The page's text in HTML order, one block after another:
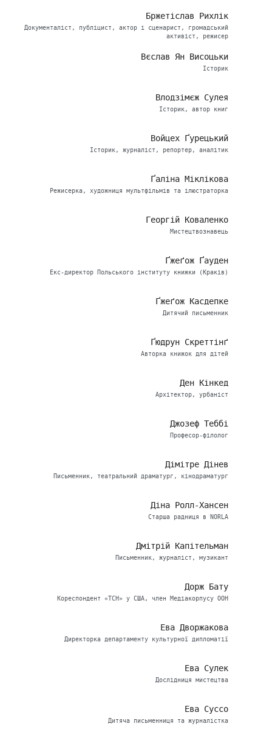
Бржетіслав Рихлік
Документаліст, публіцист, актор і сценарист, громадський
активіст, режисер
Вєслав Ян Висоцьки
Історик
Влодзімєж Сулея
Історик, автор книг
Войцех Ґурецький
Історик, журналіст, репортер, аналітик
Ґаліна Міклікова
Режисерка, художниця мультфільмів та ілюстраторка
Георгій Коваленко
Мистецтвознавець
Ґжеґож Ґауден
Екс-директор Польського інституту книжки (Краків)
Ґжеґож Касдепке
Дитячий письменник
Ґюдрун Скреттінґ
Авторка книжок для дітей
Ден Кінкед
Архітектор, урбаніст
Джозеф Теббі
Професор-філолог
Дімітре Дінев
Письменник, театральний драматург, кінодраматург
Діна Ролл-Хансен
Старша радниця в NORLA
Дмітрій Капітельман
Письменник, журналіст, музикант
Дорж Бату
Кореспондент «ТСН» у США, член Медіакорпусу ООН
Ева Дворжакова
Директорка департаменту культурної дипломатії
Ева Сулек
Дослідниця мистецтва
Ева Суссо
Дитяча письменниця та журналістка